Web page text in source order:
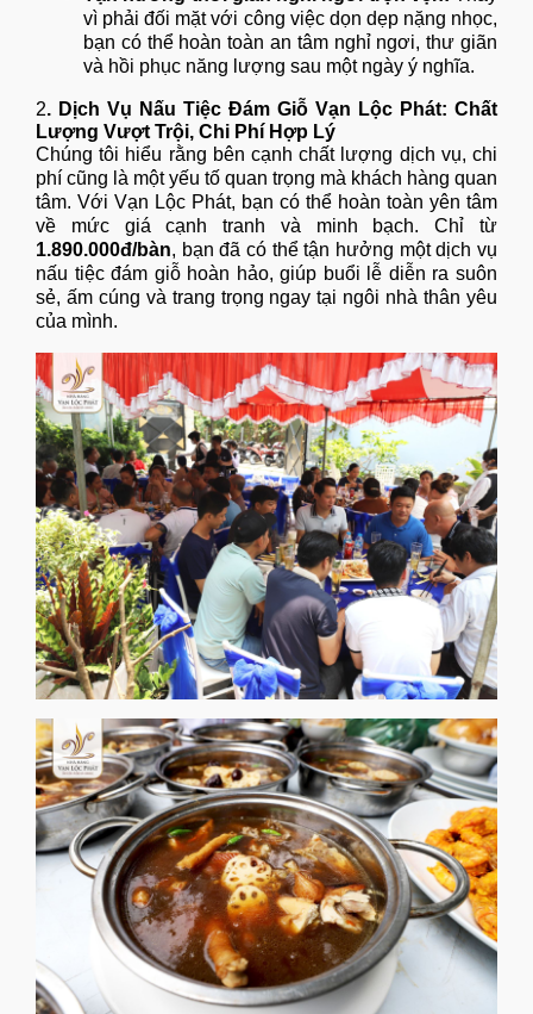
vì phải đối mặt với công việc dọn dẹp nặng nhọc,
bạn có thể hoàn toàn an tâm nghỉ ngơi, thư giãn
và hồi phục năng lượng sau một ngày ý nghĩa.
2. Dịch Vụ Nấu Tiệc Đám Giỗ Vạn Lộc Phát: Chất
Lượng Vượt Trội, Chi Phí Hợp Lý
Chúng tôi hiểu rằng bên cạnh chất lượng dịch vụ, chi
phí cũng là một yếu tố quan trọng mà khách hàng quan
tâm. Với Vạn Lộc Phát, bạn có thể hoàn toàn yên tâm
về mức giá cạnh tranh và minh bạch. Chỉ từ
1.890.000đ/bàn, bạn đã có thể tận hưởng một dịch vụ
nấu tiệc đám giỗ hoàn hảo, giúp buổi lễ diễn ra suôn
sẻ, ấm cúng và trang trọng ngay tại ngôi nhà thân yêu
của mình.